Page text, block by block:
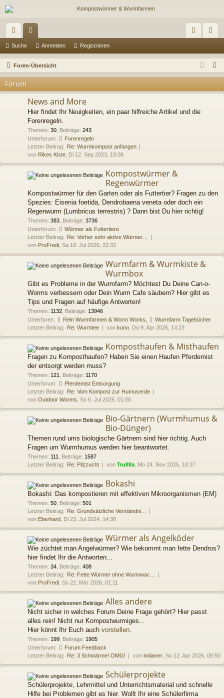
ch
ne
llz
ug
en m
el
de
ist
rie
re
Suche Anmelden Registrieren
Foren-Übersicht
u
Forum
News and More
Hier findet Ihr Neuigkeiten, ein paar hilfreiche Artikel und die
Forenregeln.
Themen: 30 Beiträge: 243
Unterforum:
Forenregeln
Letzter Beitrag: Re: Wurmkompost anfangen
von Rikes Kiste , Di 12. Sep 2023, 18:06
Kompostwürmer &
Regenwürmer
Kompostwürmer für den Garten oder als Futtertier? Fragen zu den
Spezies: Eisenia foetida, Dendrobaena veneta oder doch ein
Regenwurm (Lumbricus terrestris) ? Dann bist Du hier richtig!
Themen: 383 Beiträge: 3736
Unterforum:
Würmer als Futtertiere
Letzter Beitrag: Re: Vorher sehr aktive Würmer…
von ProFredi , Sa 18. Jul 2026, 22:32
Wurmfarm & Wurmkiste &
Wurmbox
Gibt es Probleme in der Wurmfarm? Möchtest Du Deine Can-o-
Worms verbessern oder Dein Wurm Cafe säubern? Hier gibt es
Tips und Fragen auf häufige Antworten!
Themen: 1132 Beiträge: 13946
Unterforen:
Reln Wurmfarmen & Worm Works
Wurmfarm Tagebücher
Letzter Beitrag: Re: Wurmtee von kuno , Do 9. Apr 2026, 14:23
Komposthaufen & Misthaufen
Fragen zu Komposthaufen? Haben Sie einen Haufen Pferdemist
der entsorgt werden muss?
Themen: 121 Beiträge: 1170
Unterforum:
Pferdemist Entsorgung
Letzter Beitrag: Re: Vom Kompost zur Humuserde
von Outdoor Worms , So 6. Jul 2025, 01:08
Bio-Gärtnern (Wurmhumus &
Bio-Dünger)
Themen rund ums biologische Gärtnern sind hier richtig. Auch
Fragen um Wurmhumus werden hier beantwortet.
Themen: 111 Beiträge: 1587
Letzter Beitrag: Re: Pilzzucht von Trulllla , Mo 24. Nov 2025, 10:37
Bokashi
Bokashi: Das kompostieren mit effektiven Mikroorganismen (EM)
Themen: 50 Beiträge: 501
Letzter Beitrag: Re: Grundsätzliche Verständni…
von Eberhard , Di 23. Jul 2024, 14:38
Würmer als Angelköder
Wie züchtet man Angelwürmer? Wie bekommt man fette Dendros?
hier findet Ihr die Antworten...
Themen: 34 Beiträge: 408
Letzter Beitrag: Re: Fette Würmer ohne Wurmwac…
von ProFredi , So 22. Mär 2026, 01:11
Alles andere
Nicht sicher in welches Forum Deine Frage gehört? Hier passt
alles rein! Nicht nur Kompostwurmiges...
Hier könnt Ihr Euch auch vorstellen.
Themen: 199 Beiträge: 1905
Unterforum:
Forum Feedback
Letzter Beitrag: Re: 3 Schwärme! OMG! von indianer , So 12. Apr 2026, 08:50
Schülerprojekte
Schülerprojekte, Lehrmittel und Unterrichtsmaterial und schnelle
Hilfe bei Problemen gibt es hier. Wollt Ihr eine Schülerfirma